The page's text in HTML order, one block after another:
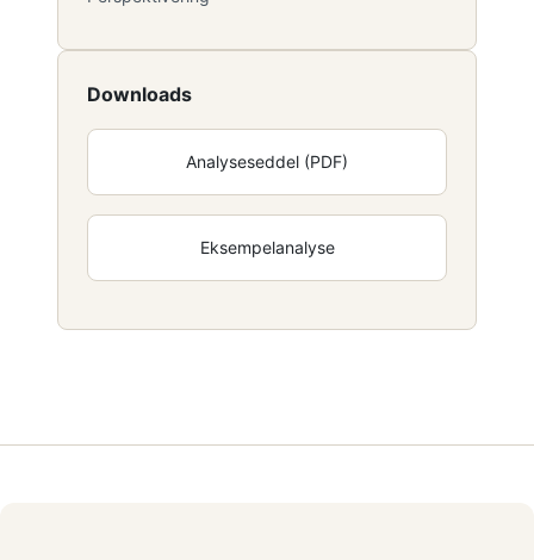
Downloads
Analyseseddel (PDF)
Eksempelanalyse